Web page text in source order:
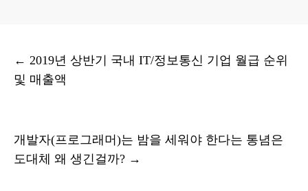
← 2019년 상반기 국내 IT/정보통신 기업 월급 순위
및 매출액
개발자(프로그래머)는 밤을 세워야 한다는 통념은
도대체 왜 생긴걸까? →